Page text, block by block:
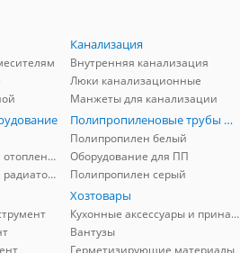
Канализация
Внутренняя канализация
Люки канализационные
Манжеты для канализации
Комплектующие для отопления
Комплектующие для радиаторов
Полипропиленовые трубы и фитинги
Полипропилен белый
Оборудование для ПП
Полипропилен серый
Хозтовары
Кухонные аксессуары и принадлежности
Вантузы
Герметизирующие материалы